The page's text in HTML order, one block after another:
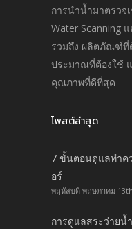
การนำนํ้ามาตรวจ
Water Scanning
รวมถึง ผลิตภัณฑ์
ประมาณที่ต้องใช้
คุณภาพที่ดีที่สุด
โพสต์ล่าสุด
7 ขั้นตอนดูแลทำค
อร์
พฤหัสบดี พฤษภาคม
การดูแลสระว่ายน้